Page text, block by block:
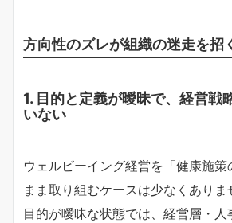
方向性のズレが組織の迷走を招
1. 目的と定義が曖昧で、経営戦
いない
ウェルビーイング経営を「健康施策
まま取り組むケースは少なくありま
目的が曖昧な状態では、経営層・